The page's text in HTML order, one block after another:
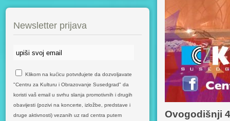
Newsletter prijava
Klikom na kućicu potvrđujete da dozvoljavate
"Centru za Kulturu i Obrazovanje Susedgrad" da
koristi vaš email u svrhu slanja promotivnih i drugih
obavijesti (pozivi na koncerte, izložbe, predstave i
druge aktivnosti) vezanih uz rad centra putem
Ovogodišnji